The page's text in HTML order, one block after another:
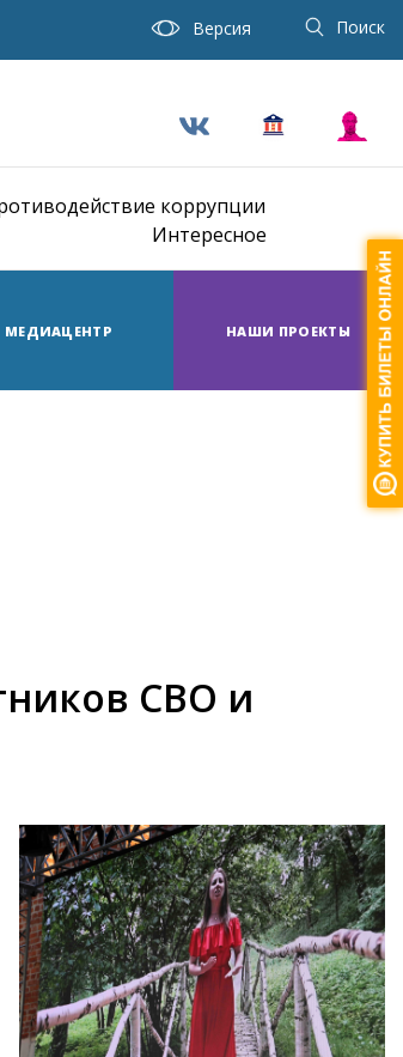
Версия Поиск
коррупции
Интересное
МЕДИАЦЕНТР НАШИ ПРОЕКТЫ
СВО и